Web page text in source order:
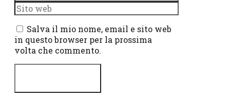
Sito
web
Salva il mio nome, email e sito web
in questo browser per la prossima
volta che commento.